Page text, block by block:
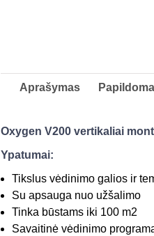
Aprašymas
Oxygen V200 vertikaliai
Ypatumai:
Tikslus vėdinimo galios ir
Su apsauga nuo užšalimo
Tinka būstams iki 100 m2
Savaitinė vėdinimo